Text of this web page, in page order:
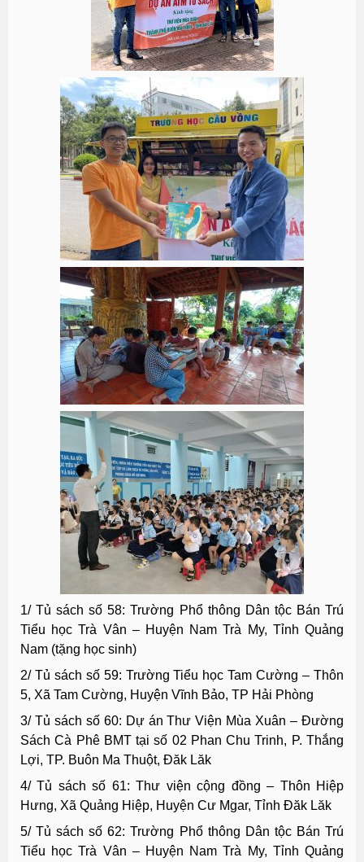
1/ Tủ sách số 58: Trường Phổ thông Dân tộc Bán Trú
Tiểu học Trà Vân – Huyện Nam Trà My, Tỉnh Quảng
Nam (tặng học sinh)
2/ Tủ sách số 59: Trường Tiểu học Tam Cường – Thôn
5, Xã Tam Cường, Huyện Vĩnh Bảo, TP Hải Phòng
3/ Tủ sách số 60: Dự án Thư Viện Mùa Xuân – Đường
Sách Cà Phê BMT tại số 02 Phan Chu Trinh, P. Thắng
Lợi, TP. Buôn Ma Thuột, Đăk Lăk
4/ Tủ sách số 61: Thư viện cộng đồng – Thôn Hiệp
Hưng, Xã Quảng Hiệp, Huyện Cư Mgar, Tỉnh Đăk Lăk
5/ Tủ sách số 62: Trường Phổ thông Dân tộc Bán Trú
Tiểu học Trà Vân – Huyện Nam Trà My, Tỉnh Quảng